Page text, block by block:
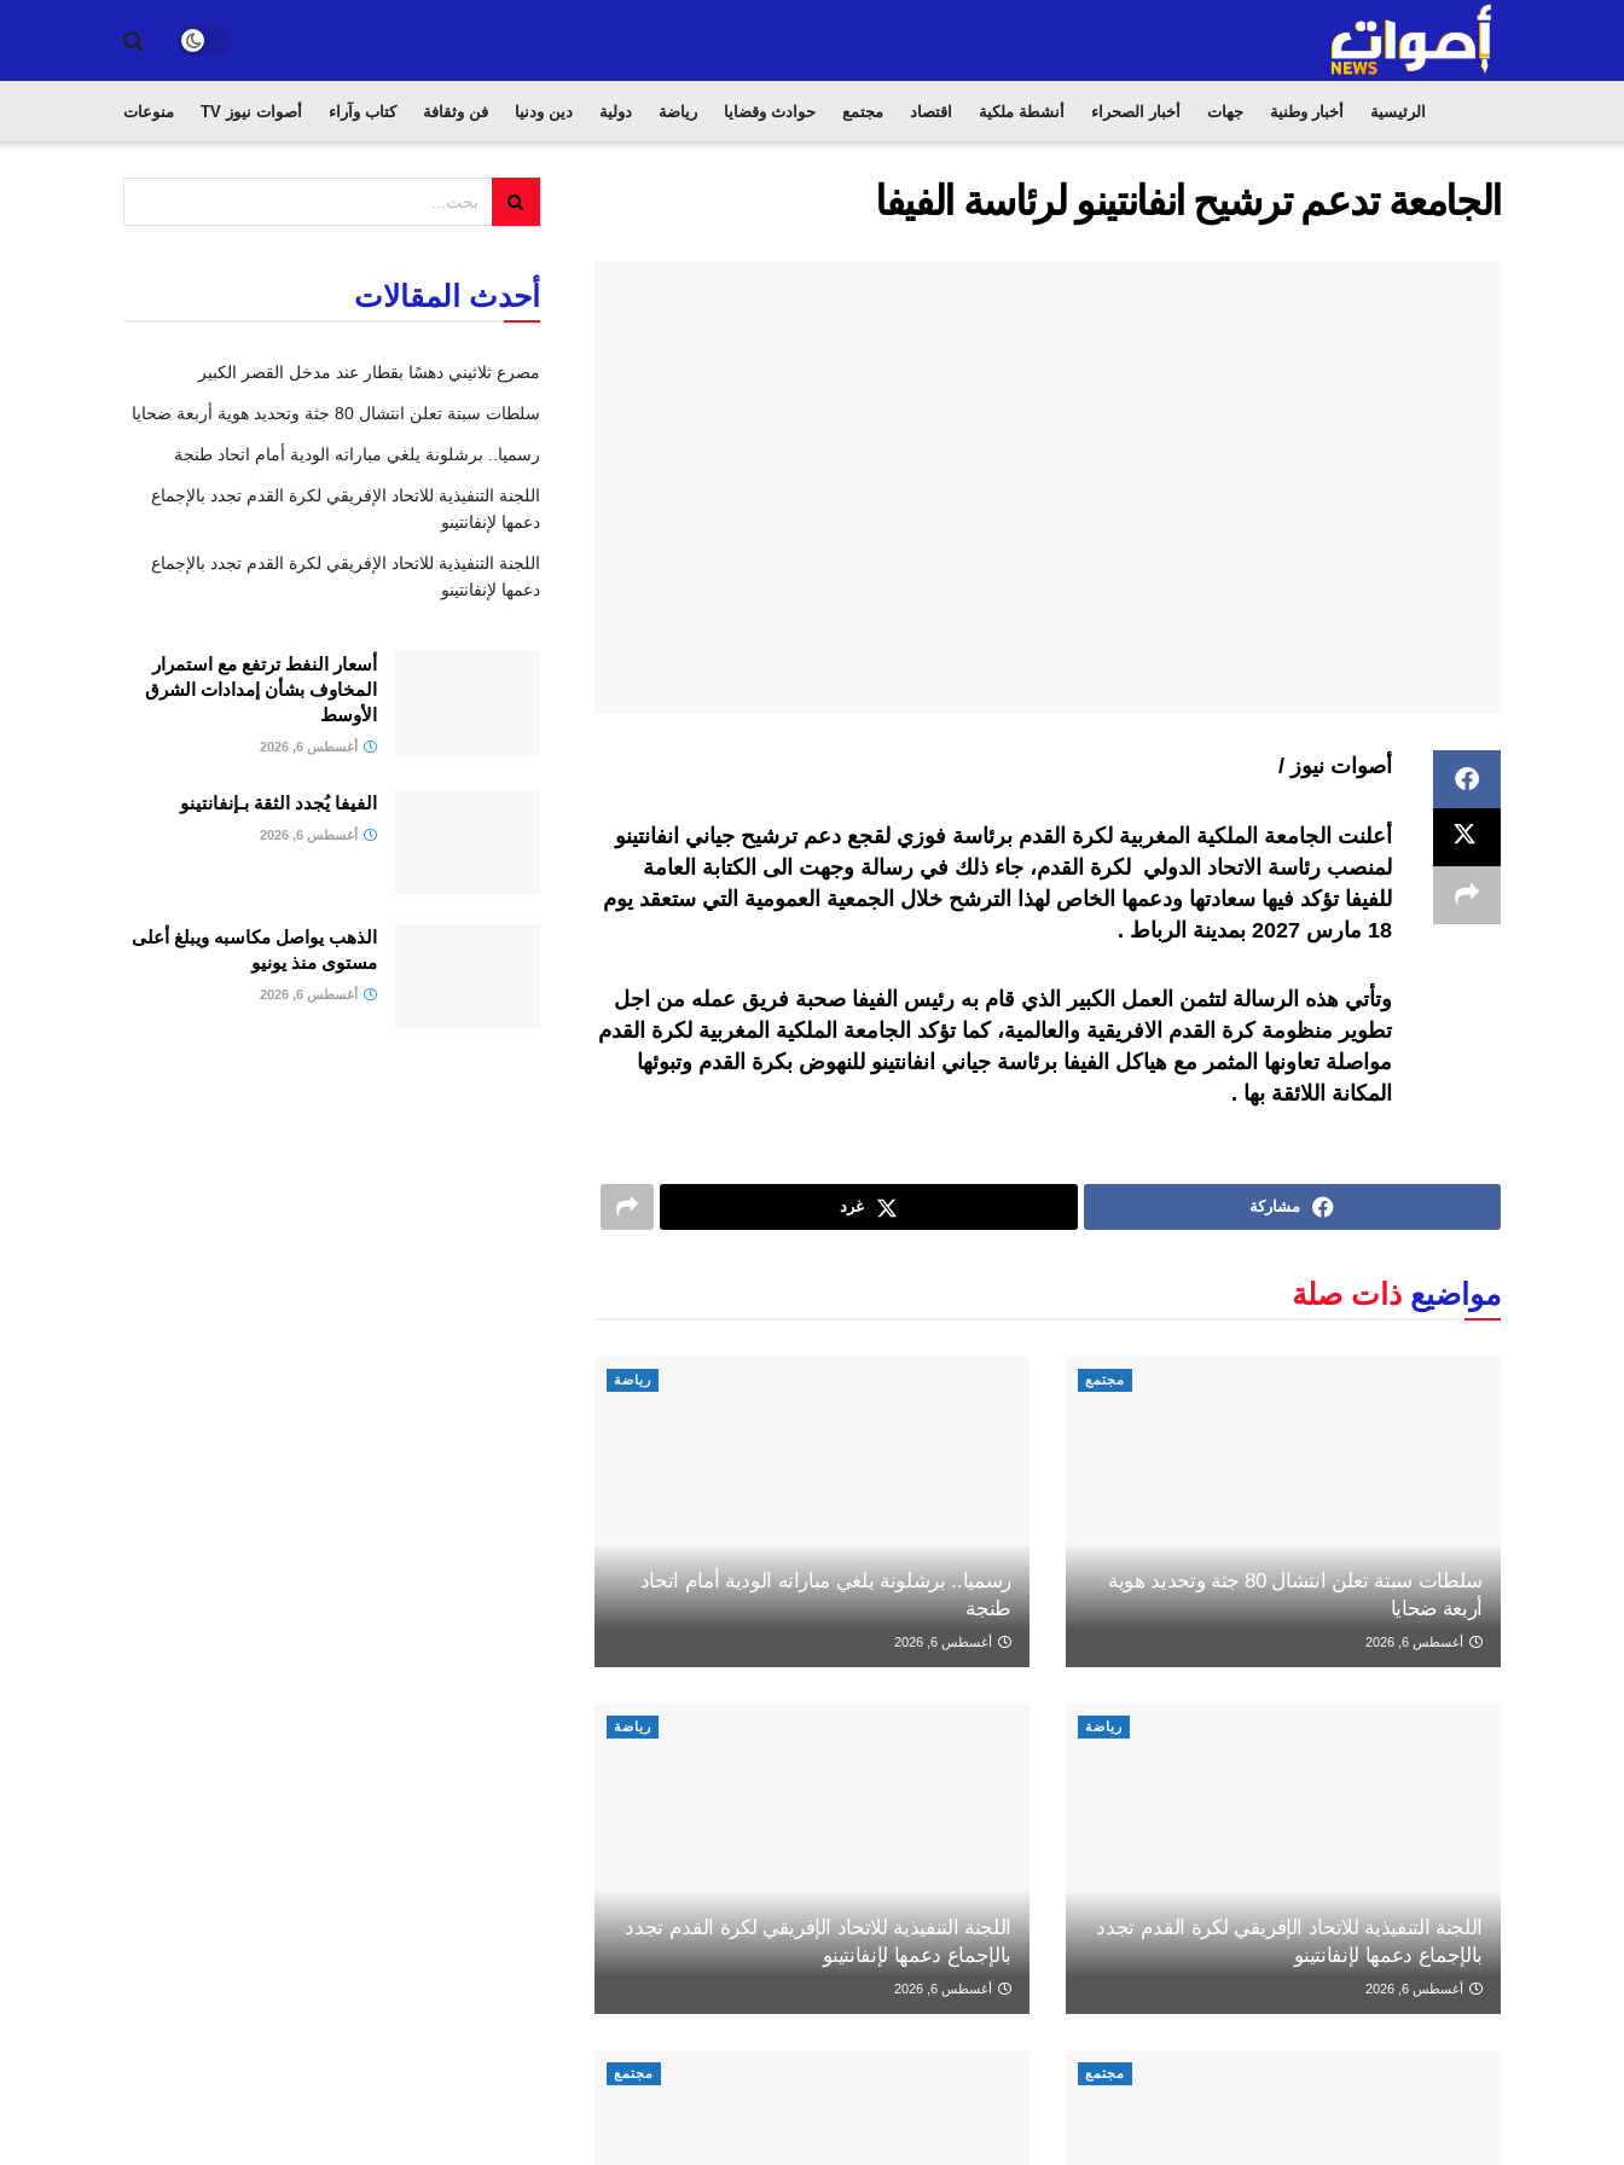
الرئيسية أخبار وطنية جهات أخبار الصحراء أنشطة ملكية اقتصاد مجتمع حوادث وقضايا رياضة دولية دين ودنيا فن وثقافة كتاب وآراء أصوات نيوز TV منوعات
الجامعة تدعم ترشيح انفانتينو لرئاسة الفيفا
أصوات نيوز /
أعلنت الجامعة الملكية المغربية لكرة القدم برئاسة فوزي لقجع دعم ترشيح جياني انفانتينو
لمنصب رئاسة الاتحاد الدولي لكرة القدم، جاء ذلك في رسالة وجهت الى الكتابة العامة
للفيفا تؤكد فيها سعادتها ودعمها الخاص لهذا الترشح خلال الجمعية العمومية التي ستعقد يوم
18 مارس 2027 بمدينة الرباط .
وتأتي هذه الرسالة لتثمن العمل الكبير الذي قام به رئيس الفيفا صحبة فريق عمله من اجل
تطوير منظومة كرة القدم الافريقية والعالمية، كما تؤكد الجامعة الملكية المغربية لكرة القدم
مواصلة تعاونها المثمر مع هياكل الفيفا برئاسة جياني انفانتينو للنهوض بكرة القدم وتبوئها
المكانة اللائقة بها .
مشاركة غرد
مواضيع ذات صلة
مجتمع
سلطات سبتة تعلن انتشال 80 جثة وتحديد هوية
أربعة ضحايا
أغسطس 6, 2026
رياضة
رسميا.. برشلونة يلغي مباراته الودية أمام اتحاد
طنجة
أغسطس 6, 2026
رياضة
اللجنة التنفيذية للاتحاد الإفريقي لكرة القدم تجدد
بالإجماع دعمها لإنفانتينو
أغسطس 6, 2026
رياضة
اللجنة التنفيذية للاتحاد الإفريقي لكرة القدم تجدد
بالإجماع دعمها لإنفانتينو
أغسطس 6, 2026
مجتمع مجتمع
أحدث المقالات
مصرع ثلاثيني دهسًا بقطار عند مدخل القصر الكبير
سلطات سبتة تعلن انتشال 80 جثة وتحديد هوية أربعة ضحايا
رسميا.. برشلونة يلغي مباراته الودية أمام اتحاد طنجة
اللجنة التنفيذية للاتحاد الإفريقي لكرة القدم تجدد بالإجماع
دعمها لإنفانتينو
اللجنة التنفيذية للاتحاد الإفريقي لكرة القدم تجدد بالإجماع
دعمها لإنفانتينو
أسعار النفط ترتفع مع استمرار
المخاوف بشأن إمدادات الشرق
الأوسط
أغسطس 6, 2026
الفيفا يُجدد الثقة بـإنفانتينو
أغسطس 6, 2026
الذهب يواصل مكاسبه ويبلغ أعلى
مستوى منذ يونيو
أغسطس 6, 2026